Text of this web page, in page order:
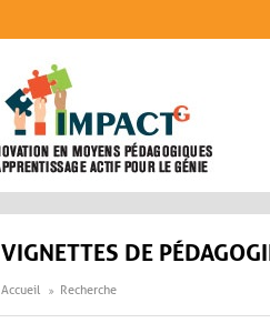
VIGNETTES DE
Accueil Recherche